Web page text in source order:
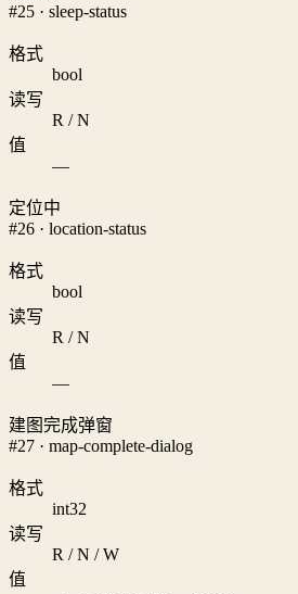
#25 · sleep-status
格式
bool
读写
R / N
值
—
定位中
#26 · location-status
格式
bool
读写
R / N
值
—
建图完成弹窗
#27 · map-complete-dialog
格式
int32
读写
R / N / W
值